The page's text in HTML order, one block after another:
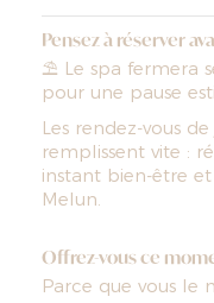
Pensez à réserver
⛱ Le spa fermera
pour une pause
Les rendez-vous
remplissent vite :
instant bien-être et
Melun.
Offrez-vous ce
Parce que vous le